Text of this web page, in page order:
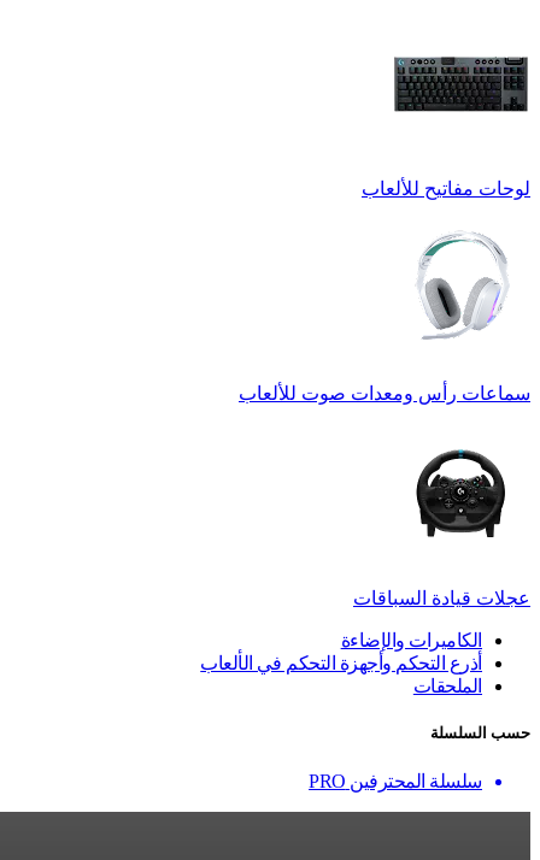
لوحات مفاتيح للألعاب
سماعات رأس ومعدات صوت للألعاب
عجلات قيادة السباقات
الكاميرات والإضاءة
أذرع التحكم وأجهزة التحكم في الألعاب
الملحقات
حسب السلسلة
سلسلة المحترفين PRO